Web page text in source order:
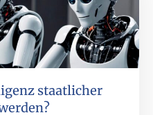
staatlicher